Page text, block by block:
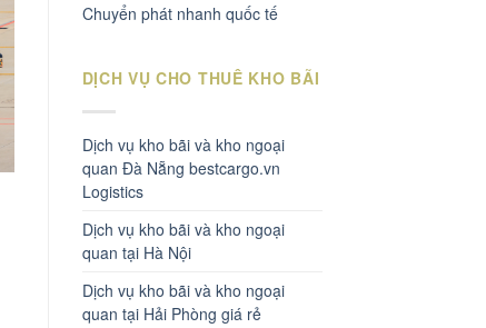
Chuyển phát nhanh quốc tế
DỊCH VỤ CHO THUÊ KHO BÃI
Dịch vụ kho bãi và kho ngoại
quan Đà Nẵng bestcargo.vn
Logistics
Dịch vụ kho bãi và kho ngoại
quan tại Hà Nội
Dịch vụ kho bãi và kho ngoại
quan tại Hải Phòng giá rẻ